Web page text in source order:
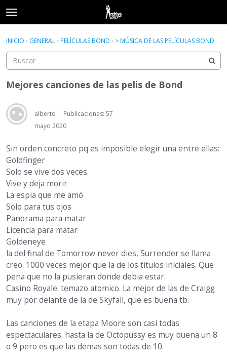
t
o
g
e
m
e
n
u
Acceder Registrarse
Actividad
Acceder Registrarse ×
INICIO › GENERAL› PELÍCULAS BOND › > MÚSICA DE LAS PELÍCULAS BOND
Mejores canciones de las pelis de Bond
alberto
Publicaciones: 57
mayo 2020
Sin orden concreto pq es imposible elegir una entre ellas:
Goldfinger
Solo se vive dos veces.
Vive y deja morir
La espia que me amó
Solo para tus ojos
Panorama para matar
Licencia para matar
Goldeneye
la del final de Tomorrow never dies, Surrender se llama
creo. 1000 veces mejor que la de los titulos iniciales. Que
pena que no la pusieran donde debia estar.
Casino Royale. temazo atomico. La mejor de las de Craigg
muy por delante de la de Skyfall, que es buena tb.
Las canciones de la etapa Moore son casi todas
espectaculares. hasta la de Octopussy es muy buena un 8
o 9 pero es que las demas son todas de 10.